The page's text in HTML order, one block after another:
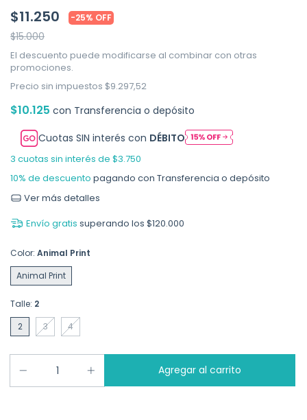
$11.250 -25% OFF
$15.000
El descuento puede modificarse al combinar con otras
promociones.
Precio sin impuestos $9.297,52
$10.125 con Transferencia o depósito
Cuotas SIN interés con DÉBITO
3 cuotas sin interés de $3.750
10% de descuento pagando con Transferencia o depósito
Ver más detalles
Envío gratis superando los $120.000
Color: Animal Print
Animal Print
Talle: 2
2
3 4